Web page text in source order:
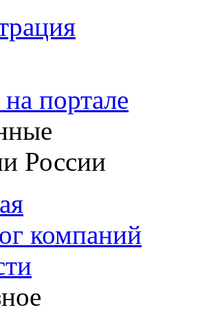
портале
России
компаний